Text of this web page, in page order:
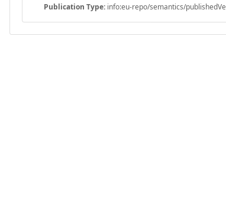
Publication Type: info:eu-repo/semantics/